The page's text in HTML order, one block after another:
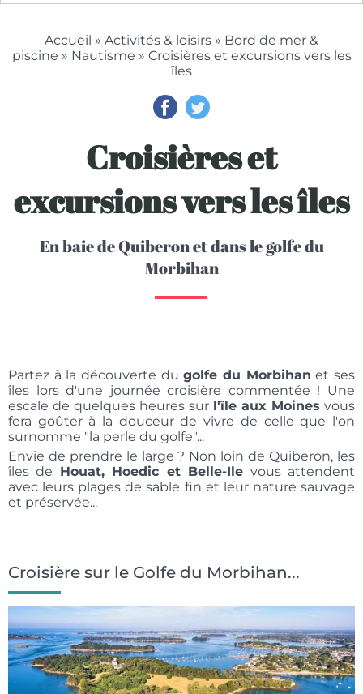
Accueil » Activités & loisirs » Bord de mer &
piscine » Nautisme » Croisières et excursions vers les
îles
Croisières et
excursions vers les îles
En baie de Quiberon et dans le golfe du
Morbihan
Partez à la découverte dugolfe du Morbihan et ses
îles lors d'une journée croisière commentée ! Une
escale de quelques heures sur l'île aux Moines vous
fera goûter à la douceur de vivre de celle que l'on
surnomme "la perle du golfe"...
Envie de prendre le large ? Non loin de Quiberon, les
îles de Houat, Hoedic et Belle-Ile vous attendent
avec leurs plages de sable fin et leur nature sauvage
et préservée...
Croisière sur le Golfe du Morbihan...